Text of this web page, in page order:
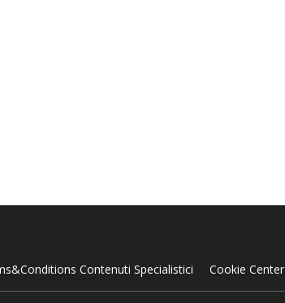
Contenuti Specialistici Cookie Center